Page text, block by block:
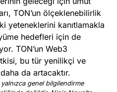
TON’un ölçeklenebilirlik
yeteneklerini kanıtlamakla
hedefleri için de
TON’un Web3
bu tür yenilikçi ve
da artacaktır.
genel bilgilendirme